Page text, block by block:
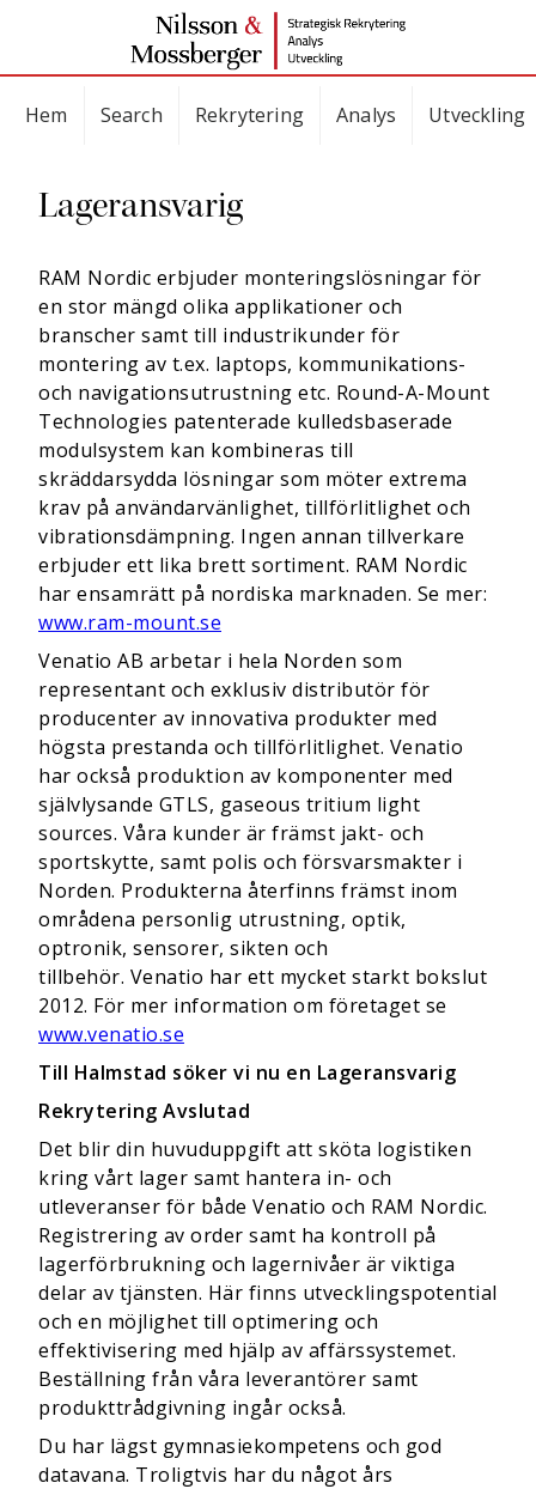
Hem Search Rekrytering Analys Utveckling
Lageransvarig
RAM Nordic erbjuder monteringslösningar för
en stor mängd olika applikationer och
branscher samt till industrikunder för
montering av t.ex. laptops, kommunikations-
och navigationsutrustning etc. Round-A-Mount
Technologies patenterade kulledsbaserade
modulsystem kan kombineras till
skräddarsydda lösningar som möter extrema
krav på användarvänlighet, tillförlitlighet och
vibrationsdämpning. Ingen annan tillverkare
erbjuder ett lika brett sortiment. RAM Nordic
har ensamrätt på nordiska marknaden. Se mer:
www.ram-mount.se
Venatio AB arbetar i hela Norden som
representant och exklusiv distributör för
producenter av innovativa produkter med
högsta prestanda och tillförlitlighet. Venatio
har också produktion av komponenter med
självlysande GTLS, gaseous tritium light
sources. Våra kunder är främst jakt- och
sportskytte, samt polis och försvarsmakter i
Norden. Produkterna återfinns främst inom
område­na personlig utrustning, optik,
optronik, sensorer, sikten och
tillbehör. Venatio har ett mycket starkt bokslut
2012. För mer information om företaget se
www.venatio.se
Till Halmstad söker vi nu en Lageransvarig
Rekrytering Avslutad
Det blir din huvuduppgift att sköta logistiken
kring vårt lager samt hantera in- och
utleveranser för både Venatio och RAM Nordic.
Registrering av order samt ha kontroll på
lagerförbrukning och lagernivåer är viktiga
delar av tjänsten. Här finns utvecklingspotential
och en möjlighet till optimering och
effektivisering med hjälp av affärssystemet.
Beställning från våra leverantörer samt
produkttrådgivning ingår också.
Du har lägst gymnasiekompetens och god
datavana. Troligtvis har du något års